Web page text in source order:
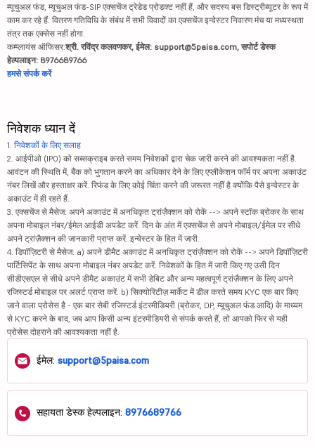
म्यूचुअल फंड, म्यूचुअल फंड-SIP एक्सचेंज ट्रेडेड प्रोडक्ट नहीं हैं, और सदस्य बस डिस्ट्रीब्यूटर के रूप में
काम कर रहे हैं. वितरण गतिविधि के संबंध में सभी विवादों का एक्सचेंज इन्वेस्टर निवारण मंच या मध्यस्थता
तंत्र तक एक्सेस नहीं होगा.
कम्प्लायंस ऑफिसर:श्री. रविंद्र कलवणकर, ईमेल: support@5paisa.com, सपोर्ट डेस्क
हेल्पलाइन: 8976689766
हमसे संपर्क करें
निवेशक ध्यान दें
1. निवेशकों के लिए सलाह
2. आईपीओ (IPO) को सब्सक्राइब करते समय निवेशकों द्वारा चेक जारी करने की आवश्यकता नहीं है.
आवंटन की स्थिति में, बैंक को भुगतान करने का अधिकार देने के लिए एप्लीकेशन फॉर्म पर अपना अकाउंट
नंबर लिखें और हस्ताक्षर करें. रिफंड के लिए कोई चिंता करने की जरूरत नहीं है क्योंकि पैसे इन्वेस्टर के
अकाउंट में ही रहते हैं.
3. एक्सचेंज से मैसेज: अपने अकाउंट में अनधिकृत ट्रांज़ैक्शन को रोकें --> अपने स्टॉक ब्रोकर के साथ
अपना मोबाइल नंबर/ईमेल आईडी अपडेट करें. दिन के अंत में एक्सचेंज से अपने मोबाइल/ईमेल पर सीधे
अपने ट्रांज़ैक्शन की जानकारी प्राप्त करें. इन्वेस्टर के हित में जारी.
4. डिपॉज़िटरी से मैसेज: a) अपने डीमैट अकाउंट में अनधिकृत ट्रांज़ैक्शन को रोकें --> अपने डिपॉज़िटरी
पार्टिसिपेंट के साथ अपना मोबाइल नंबर अपडेट करें. निवेशकों के हित में जारी किए गए उसी दिन
सीडीएसएल से सीधे अपने डीमैट अकाउंट में सभी डेबिट और अन्य महत्वपूर्ण ट्रांज़ैक्शन के लिए अपने
रजिस्टर्ड मोबाइल पर अलर्ट प्राप्त करें. b) सिक्योरिटीज़ मार्केट में डील करते समय KYC एक बार किए
जाने वाला प्रोसेस है - एक बार सेबी रजिस्टर्ड इंटरमीडियरी (ब्रोकर, DP, म्यूचुअल फंड आदि) के माध्यम
से KYC करने के बाद, जब आप किसी अन्य इंटरमीडियरी से संपर्क करते हैं, तो आपको फिर से यही
प्रोसेस दोहराने की आवश्यकता नहीं है.
ईमेल: support@5paisa.com
सहायता डेस्क हेल्पलाइन: 8976689766